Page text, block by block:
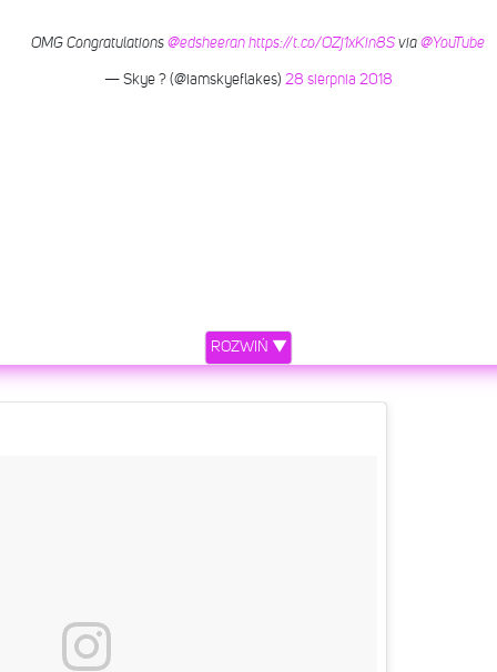
OMG Congratulations @edsheeran https://t.co/OZj1xKin8S via @YouTube
— Skye ? (@iamskyeflakes) 28 sierpnia 2018
ROZWIŃ ▼